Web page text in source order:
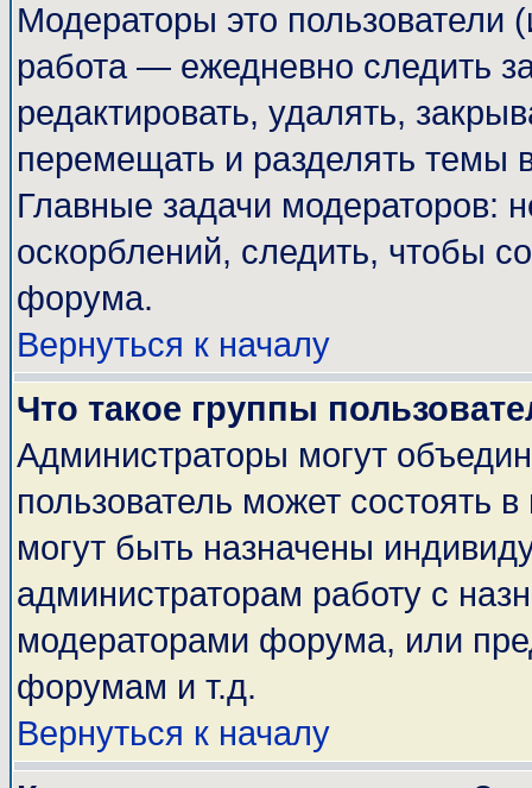
Модераторы это пользователи
работа — ежедневно следить
редактировать, удалять,
перемещать и разделять темы
Главные задачи модераторов:
оскорблений, следить, чтобы
форума.
Вернуться к началу
Что такое группы
Администраторы могут
пользователь может состоять
могут быть назначены
администраторам работу с
модераторами форума, или
форумам и т.д.
Вернуться к началу